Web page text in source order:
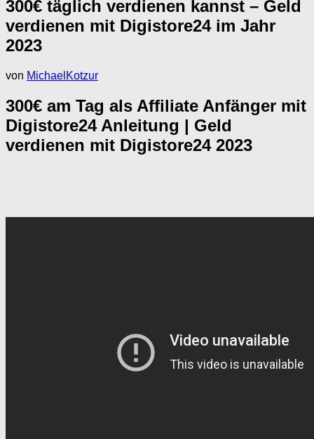
300€ täglich verdienen kannst – Geld
verdienen mit Digistore24 im Jahr
2023
von MichaelKotzur
300€ am Tag als Affiliate Anfänger mit
Digistore24 Anleitung | Geld
verdienen mit Digistore24 2023